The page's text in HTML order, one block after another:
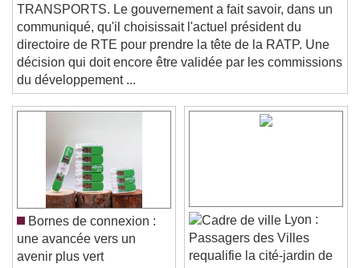
Beginning of dialog window. Escape will cancel
and close the window.
Text
Color Opacity
Text Background
Color
Caption Area Background
Color Opacity
Font Size
TRANSPORTS. Le gouvernement a fait savoir, dans un
communiqué, qu'il choisissait l'actuel président du
directoire de RTE pour prendre la tête de la RATP. Une
décision qui doit encore être validée par les commissions
du développement ...
Bornes de connexion :
une avancée vers un
avenir plus vert
Lyon :
Passagers des Villes
requalifie la cité-jardin de